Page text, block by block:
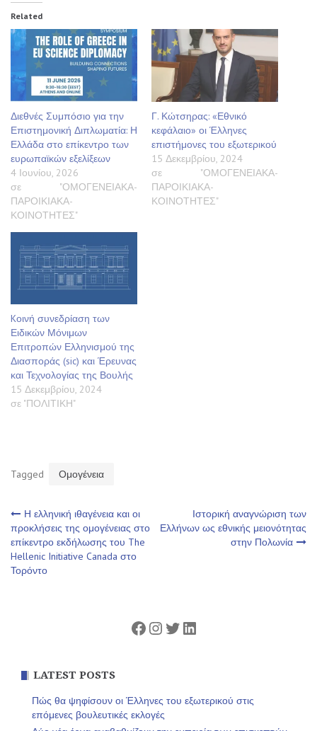
Related
Διεθνές Συμπόσιο για την
Επιστημονική Διπλωματία: Η
Ελλάδα στο επίκεντρο των
ευρωπαϊκών εξελίξεων
4 Ιουνίου, 2026
σε "ΟΜΟΓΕΝΕΙΑΚΑ-
ΠΑΡΟΙΚΙΑΚΑ-
ΚΟΙΝΟΤΗΤΕΣ"
Γ. Κώτσηρας: «Εθνικό
κεφάλαιο» οι Έλληνες
επιστήμονες του εξωτερικού
15 Δεκεμβρίου, 2024
σε "ΟΜΟΓΕΝΕΙΑΚΑ-
ΠΑΡΟΙΚΙΑΚΑ-
ΚΟΙΝΟΤΗΤΕΣ"
Kοινή συνεδρίαση των
Ειδικών Μόνιμων
Επιτροπών Ελληνισμού της
Διασποράς (sic) και Έρευνας
και Τεχνολογίας της Βουλής
15 Δεκεμβρίου, 2024
σε "ΠΟΛΙΤΙΚΗ"
Tagged Ομογένεια
Πλοήγηση
άρθρων
Η ελληνική ιθαγένεια και οι
προκλήσεις της ομογένειας στο
επίκεντρο εκδήλωσης του The
Hellenic Initiative Canada στο
Τορόντο
Ιστορική αναγνώριση των
Ελλήνων ως εθνικής μειονότητας
στην Πολωνία
Facebook
Instagram
Twitter
Linkedin
LATEST POSTS
Πώς θα ψηφίσουν οι Έλληνες του εξωτερικού στις
επόμενες βουλευτικές εκλογές